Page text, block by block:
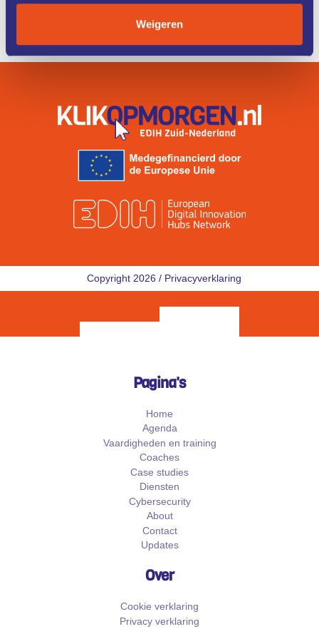
Weigeren
Copyright 2026 / Privacyverklaring
Pagina's
Home
Agenda
Vaardigheden en training
Coaches
Case studies
Diensten
Cybersecurity
About
Contact
Updates
Over
Cookie verklaring
Privacy verklaring